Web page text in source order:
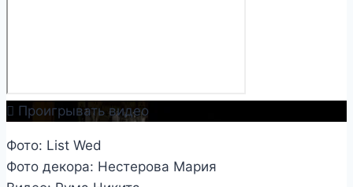
Проигрывать видео
Фото: List Wed
Фото декора: Нестерова Мария